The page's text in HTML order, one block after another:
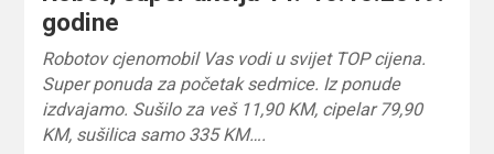
godine
Robotov cjenomobil Vas vodi u svijet TOP cijena.
Super ponuda za početak sedmice. Iz ponude
izdvajamo. Sušilo za veš 11,90 KM, cipelar 79,90
KM, sušilica samo 335 KM….